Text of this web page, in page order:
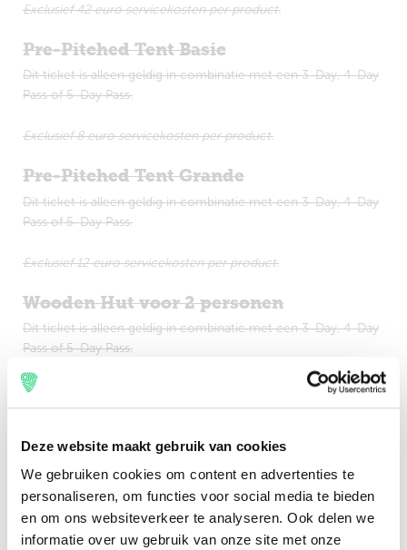
Deze website maakt gebruik van cookies
We gebruiken cookies om content en advertenties te
personaliseren, om functies voor social media te bieden
en om ons websiteverkeer te analyseren. Ook delen we
informatie over uw gebruik van onze site met onze
Exclusief 42 euro servicekosten per product.
Pre-Pitched Tent Basic
Dit ticket is alleen geldig in combinatie met een 3-Day, 4-Day
Pass of 5-Day Pass.
Exclusief 8 euro servicekosten per product.
Pre-Pitched Tent Grande
Dit ticket is alleen geldig in combinatie met een 3-Day, 4-Day
Pass of 5-Day Pass.
Exclusief 12 euro servicekosten per product.
Wooden Hut voor 2 personen
Dit ticket is alleen geldig in combinatie met een 3-Day, 4-Day
Pass of 5-Day Pass.
Exclusief 27 euro servicekosten per product.
Dit ticket is alleen geldig in combinatie met een 3-Day, 4-Day
Pass of 5-Day Pass.
Exclusief 37 euro servicekosten per product.